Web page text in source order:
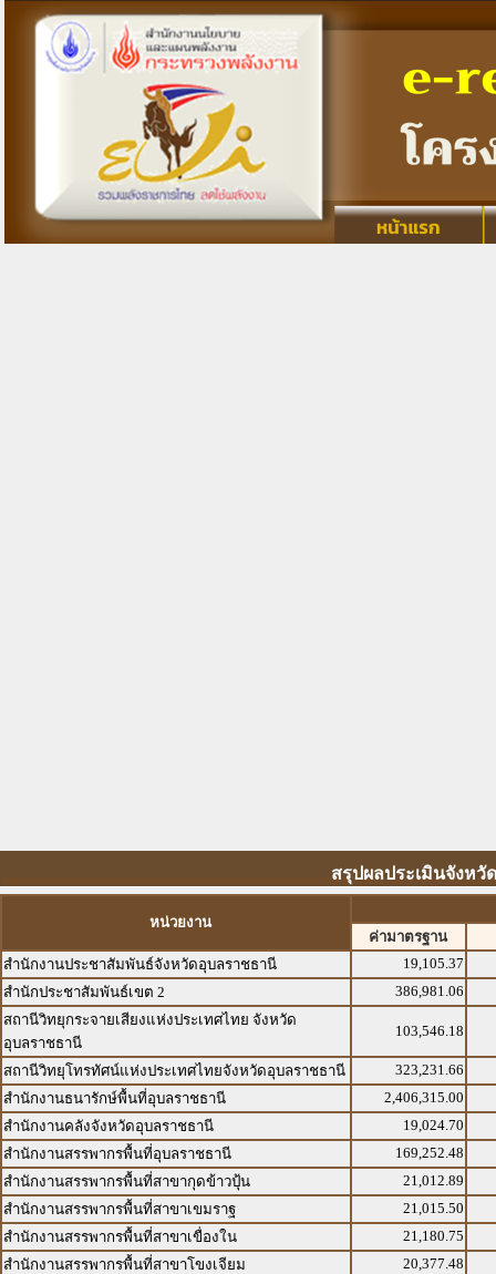
สรุปผลประเมินจังหวั
หน่วยงาน
ค่ามาตรฐาน
สำนักงานประชาสัมพันธ์จังหวัดอุบลราชธานี
19,105.37
สำนักประชาสัมพันธ์เขต 2
386,981.06
สถานีวิทยุกระจายเสียงแห่งประเทศไทย จังหวัด
อุบลราชธานี
103,546.18
สถานีวิทยุโทรทัศน์แห่งประเทศไทยจังหวัดอุบลราชธานี
323,231.66
สำนักงานธนารักษ์พื้นที่อุบลราชธานี
2,406,315.00
สำนักงานคลังจังหวัดอุบลราชธานี
19,024.70
สำนักงานสรรพากรพื้นที่อุบลราชธานี
169,252.48
สำนักงานสรรพากรพื้นที่สาขากุดข้าวปุ้น
21,012.89
สำนักงานสรรพากรพื้นที่สาขาเขมราฐ
21,015.50
สำนักงานสรรพากรพื้นที่สาขาเขื่องใน
21,180.75
สำนักงานสรรพากรพื้นที่สาขาโขงเจียม
20,377.48